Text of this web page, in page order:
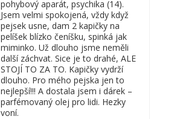
pohybový aparát, psychika (14).
Jsem velmi spokojená, vždy když
pejsek usne, dam 2 kapičky na
pelíšek blízko čeníšku, spinká jak
miminko. Už dlouho jsme neměli
další záchvat. Sice je to drahé, ALE
STOJÍ TO ZA TO. Kapičky vydrží
dlouho. Pro mého pejska jen to
nejlepší!!! A dostala jsem i dárek –
parfémovaný olej pro lidi. Hezky
voní.